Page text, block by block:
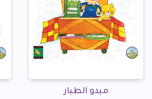
ميدو الطيار